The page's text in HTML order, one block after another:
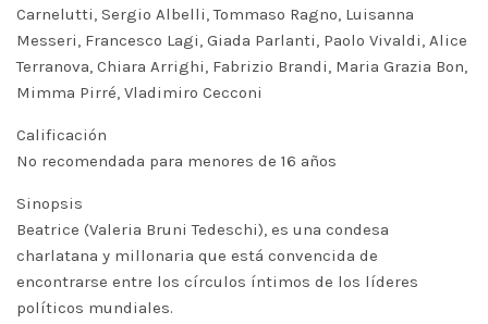
Carnelutti, Sergio Albelli, Tommaso Ragno, Luisanna
Messeri, Francesco Lagi, Giada Parlanti, Paolo Vivaldi, Alice
Terranova, Chiara Arrighi, Fabrizio Brandi, Maria Grazia Bon,
Mimma Pirré, Vladimiro Cecconi
Calificación
No recomendada para menores de 16 años
Sinopsis
Beatrice (Valeria Bruni Tedeschi), es una condesa
charlatana y millonaria que está convencida de
encontrarse entre los círculos íntimos de los líderes
políticos mundiales.